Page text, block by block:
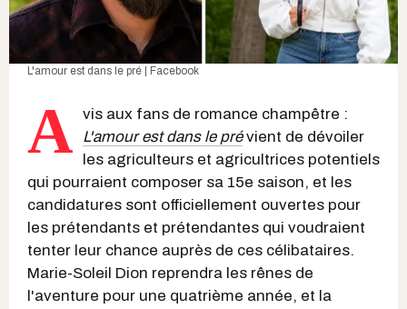
L'amour est dans le pré | Facebook
A vis aux fans de romance champêtre :
L'amour est dans le prévient de dévoiler
les agriculteurs et agricultrices potentiels
qui pourraient composer sa 15e saison, et les
candidatures sont officiellement ouvertes pour
les prétendants et prétendantes qui voudraient
tenter leur chance auprès de ces célibataires.
Marie-Soleil Dion reprendra les rênes de
l'aventure pour une quatrième année, et la